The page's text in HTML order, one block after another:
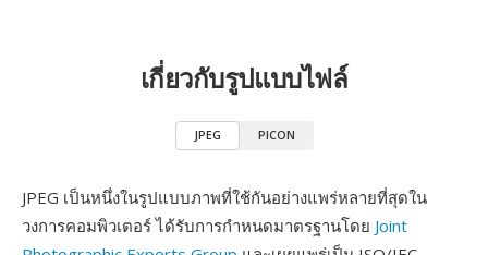
เกี่ยวกับรูปแบบไฟล์
JPEG PICON
JPEG เป็นหนึ่งในรูปแบบภาพที่ใช้กันอย่างแพร่หลายที่สุดใน
วงการคอมพิวเตอร์ ได้รับการกำหนดมาตรฐานโดย Joint